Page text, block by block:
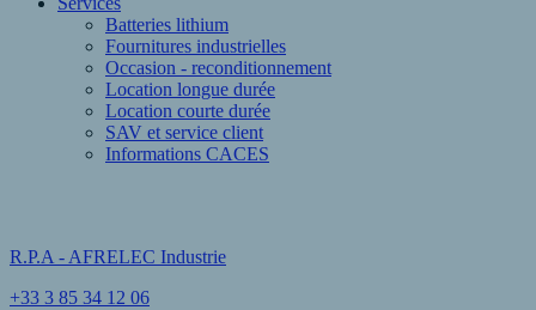
Batteries lithium
Fournitures industrielles
Occasion - reconditionnement
Location longue durée
Location courte durée
SAV et service client
Informations CACES
R.P.A - AFRELEC Industrie
+33 3 85 34 12 06